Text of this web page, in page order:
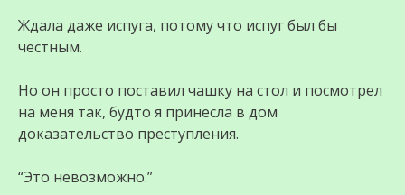
Ждала даже испуга, потому что испуг был бы
честным.
Но он просто поставил чашку на стол и посмотрел
на меня так, будто я принесла в дом
доказательство преступления.
“Это невозможно.”